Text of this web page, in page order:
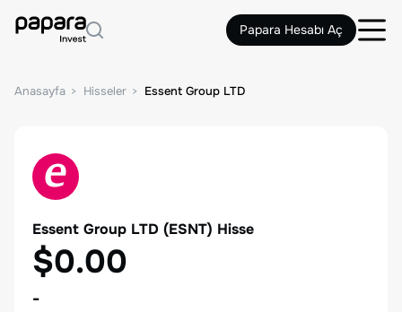
Papara Hesabı Aç
Anasayfa Hisseler Essent Group LTD
Essent Group LTD (ESNT) Hisse
$0.00
-